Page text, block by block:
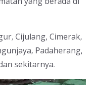
Cijulang, Cimerak,
Padaherang,
sekitarnya.